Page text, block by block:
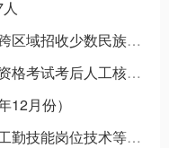
收少数民族学生名单
试考后人工核查公告
12月份）
（职务）考核有关问题的通知